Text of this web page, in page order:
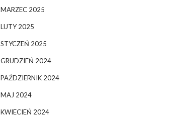
MARZEC 2025
LUTY 2025
STYCZEŃ 2025
GRUDZIEŃ 2024
PAŹDZIERNIK 2024
MAJ 2024
KWIECIEŃ 2024